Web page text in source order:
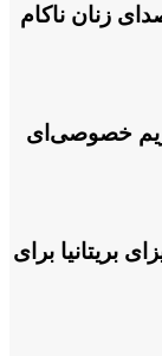
زنان ناکام
خصوصی‌ای
بریتانیا برای